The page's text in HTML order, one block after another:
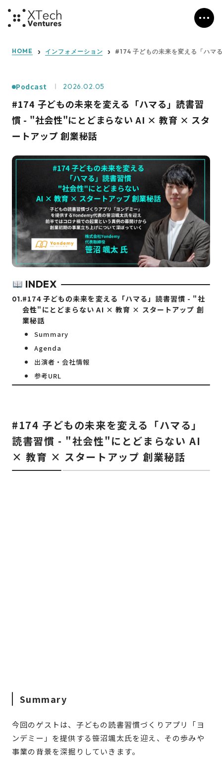
HOME インフォメーション #174 子どもの未来を変える「ハマ
Podcast 2026.02.05
#174 子どもの未来を変える「ハマる」読書習
慣 - "社会性"にとどまらない AI × 教育 × スタ
ートアップ 創業秘話
INDEX
#174 子どもの未来を変える「ハマる」読書習慣 - "社
会性"にとどまらない AI × 教育 × スタートアップ 創
業秘話
Summary
Agenda
出演者・会社情報
参考URL
#174 子どもの未来を変える「ハマる」
読書習慣 - "社会性"にとどまらない AI
× 教育 × スタートアップ 創業秘話
Summary
今回のゲストは、子どもの読書習慣づくりアプリ「ヨ
ンデミー」を提供する笹沼颯太氏を迎え、その歩みや
事業の背景を深掘りしていきます。